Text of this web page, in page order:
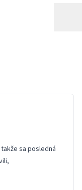
sa posledná